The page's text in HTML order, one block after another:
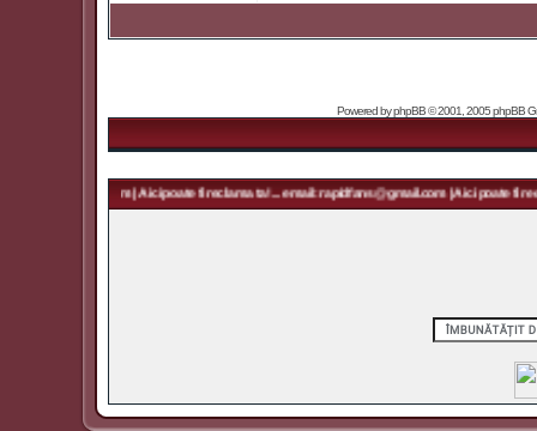
Powered byphpBB© 2001, 2005 phpBB
| Aici poate fi reclama ta! ... email: rapidfans@gmail.com | Aici poate fi